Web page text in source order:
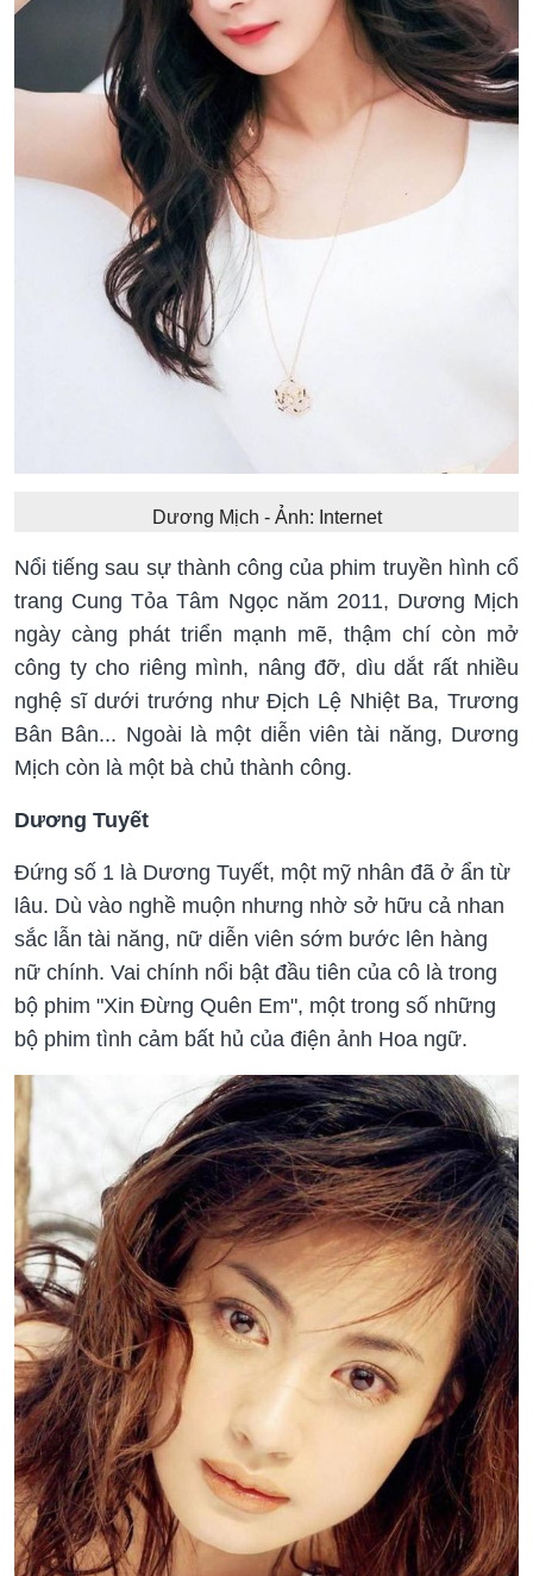
Dương Mịch - Ảnh: Internet
Nổi tiếng sau sự thành công của phim truyền hình cổ
trang Cung Tỏa Tâm Ngọc năm 2011, Dương Mịch
ngày càng phát triển mạnh mẽ, thậm chí còn mở
công ty cho riêng mình, nâng đỡ, dìu dắt rất nhiều
nghệ sĩ dưới trướng như Địch Lệ Nhiệt Ba, Trương
Bân Bân... Ngoài là một diễn viên tài năng, Dương
Mịch còn là một bà chủ thành công.
Dương Tuyết
Đứng số 1 là Dương Tuyết, một mỹ nhân đã ở ẩn từ
lâu. Dù vào nghề muộn nhưng nhờ sở hữu cả nhan
sắc lẫn tài năng, nữ diễn viên sớm bước lên hàng
nữ chính. Vai chính nổi bật đầu tiên của cô là trong
bộ phim "Xin Đừng Quên Em", một trong số những
bộ phim tình cảm bất hủ của điện ảnh Hoa ngữ.